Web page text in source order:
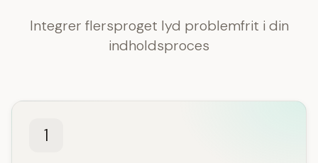
Integrer flersproget lyd problemfrit i din
indholdsproces
1